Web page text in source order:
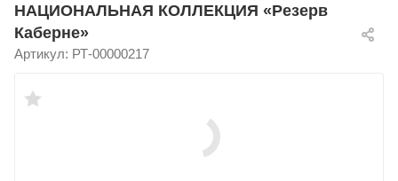
НАЦИОНАЛЬНАЯ КОЛЛЕКЦИЯ «Резерв
Каберне»
Артикул: РТ-00000217